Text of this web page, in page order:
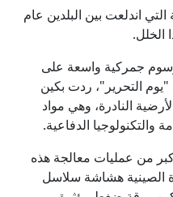
اندلعت بين البلدين عام
جمركية واسعة على
التحرير"، ردت بكين
النادرة، وهي مواد
الدفاعية.
من عمليات معالجة هذه
الصينية هشاشة سلاسل